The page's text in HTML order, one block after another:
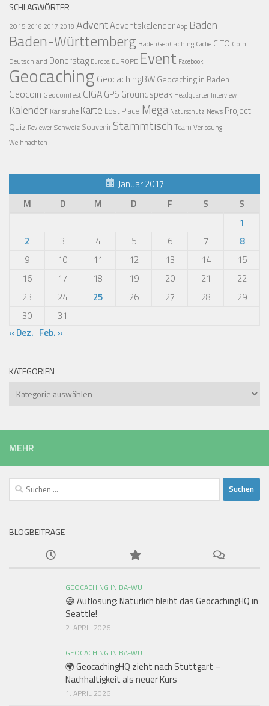
SCHLAGWÖRTER
2015 2016 2017 2018 AdventAdventskalenderApp Baden
Baden-Württemberg BadenGeoCaching Cache CITO Coin
Deutschland Dönerstag Europa EUROPE Event Facebook
Geocaching GeocachingBW Geocaching in Baden
Geocoin Geocoinfest GIGAGPS Groundspeak Headquarter Interview
Kalender Karlsruhe Karte Lost Place Mega Naturschutz News Project
Quiz ReviewerSchweiz Souvenir Stammtisch Team Verlosung
Weihnachten
Januar 2017
M
D M D F S
S
1
2
3 4 5 6 7
8
9
10 11 12 13 14
15
16
17 18 19 20 21
22
23
24 25 26 27 28
29
30
31
« Dez. Feb. »
KATEGORIEN
Kategorien
MEHR
Suchen
nach:
BLOGBEITRÄGE
GEOCACHING IN BA-WÜ
😄 Auflösung: Natürlich bleibt das GeocachingHQ in
Seattle!
2. APRIL 2026
GEOCACHING IN BA-WÜ
🌍 GeocachingHQ zieht nach Stuttgart –
Nachhaltigkeit als neuer Kurs
1. APRIL 2026